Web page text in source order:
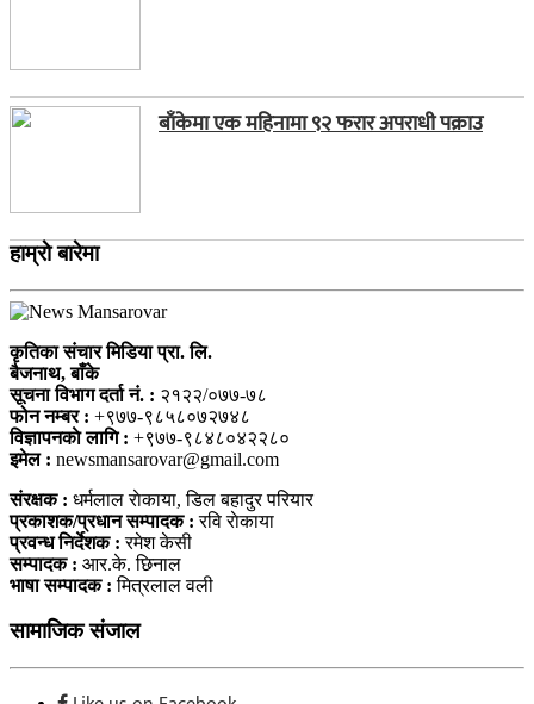
बाँकेमा एक महिनामा ९२ फरार अपराधी पक्राउ
हाम्राे बारेमा
कृतिका संचार मिडिया प्रा. लि.
बैजनाथ, बाँके
सूचना विभाग दर्ता नं. : २१२२/०७७-७८
फोन नम्बर : +९७७-९८५८०७२७४८
विज्ञापनकाे लागि : +९७७-९८४८०४२२८०
इमेल : newsmansarovar@gmail.com
संरक्षक : धर्मलाल राेकाया, डिल बहादुर परियार
प्रकाशक/प्रधान सम्पादक : रवि राेकाया
प्रवन्ध निर्देशक : रमेश केसी
सम्पादक : आर.के. छिनाल
भाषा सम्पादक : मित्रलाल वली
सामाजिक संजाल